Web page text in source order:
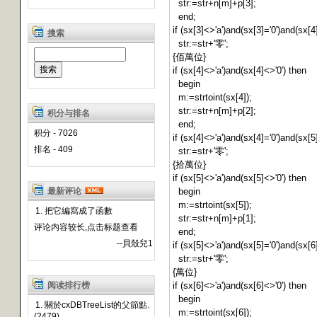
搜索
积分与排名
积分 - 7026
排名 - 409
最新评论
1. 把它編寫成了函數
评论内容较长,点击标题查看
--貝殼兒1
阅读排行榜
1. 關於cxDBTreeList的父節點.
str:=str+n[m]+p[3];
end;
if
str:=str+'零';
{佰萬位}
if (sx[4]<>'a')and(sx[4]<>'0') then
begin
m:=strtoint(sx[4]);
str:=str+n[m]+p[2];
end;
if
str:=str+'零';
{拾萬位}
if (sx[5]<>'a')and(sx[5]<>'0') then
begin
m:=strtoint(sx[5]);
str:=str+n[m]+p[1];
end;
if
str:=str+'零';
{萬位}
if (sx[6]<>'a')and(sx[6]<>'0') then
begin
m:=strtoint(sx[6]);